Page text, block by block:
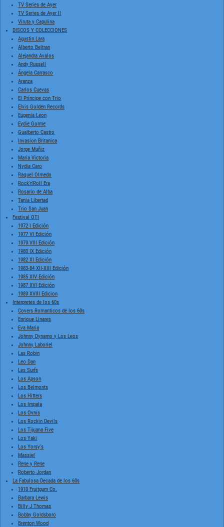
TV Series de Ayer
TV Series de Ayer II
Viruta y Capulina
DISCOS Y COLECCIONES
Agustin Lara
Alberto Beltran
Alejandra Avalos
Andy Russell
Ángela Carrasco
Aranza
Carlos Cuevas
El Príncipe con Trio
Elvis Golden Records
Eugenia Leon
Eydie Gorme
Gualberto Castro
Invasion Britanica
Jorge Muñiz
Maria Victoria
Nydia Caro
Raquel Olmedo
Rock'n'Roll Era
Rosario de Alba
Tania Libertad
Trio San Juan
Festival OTI
1972 I Edición
1977 VI Edición
1979 VIII Edición
1980 IX Edición
1982 XI Edición
1983-84 XII-XIII Edición
1985 XIV Edición
1987 XVI Edición
1989 XVIII Edicion
Interpretes de los 60s
Covers Romanticos de los 60s
Enrique Linares
Eva Maria
Johnny Dynamo y Los Leos
Johnny Laboriel
Las Robin
Leo Dan
Les Surfs
Los Apson
Los Belmonts
Los Hitters
Los Impala
Los Ovnis
Los Rockin Devils
Los Tijuana Five
Los Yaki
Los Yorsy's
Massiel
Rene y Rene
Roberto Jordan
La Fabulosa Decada de los 60s
1910 Fruitgum Co.
Barbara Lewis
Billy J Thomas
Bobby Goldsboro
Brenton Wood